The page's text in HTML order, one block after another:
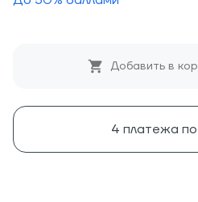
Добавить в
4 платежа по